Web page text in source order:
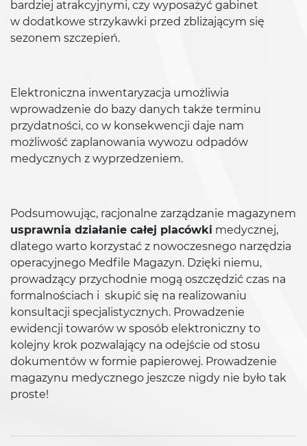
bardziej atrakcyjnymi, czy wyposażyć gabinet
w dodatkowe strzykawki przed zbliżającym się
sezonem szczepień.
Elektroniczna inwentaryzacja umożliwia
wprowadzenie do bazy danych także terminu
przydatności, co w konsekwencji daje nam
możliwość zaplanowania wywozu odpadów
medycznych z wyprzedzeniem.
Podsumowując, racjonalne zarządzanie magazynem
usprawnia działanie całej placówki medycznej,
dlatego warto korzystać z nowoczesnego narzędzia
operacyjnego Medfile Magazyn. Dzięki niemu,
prowadzący przychodnie mogą oszczędzić czas na
formalnościach i skupić się na realizowaniu
konsultacji specjalistycznych. Prowadzenie
ewidencji towarów w sposób elektroniczny to
kolejny krok pozwalający na odejście od stosu
dokumentów w formie papierowej. Prowadzenie
magazynu medycznego jeszcze nigdy nie było tak
proste!